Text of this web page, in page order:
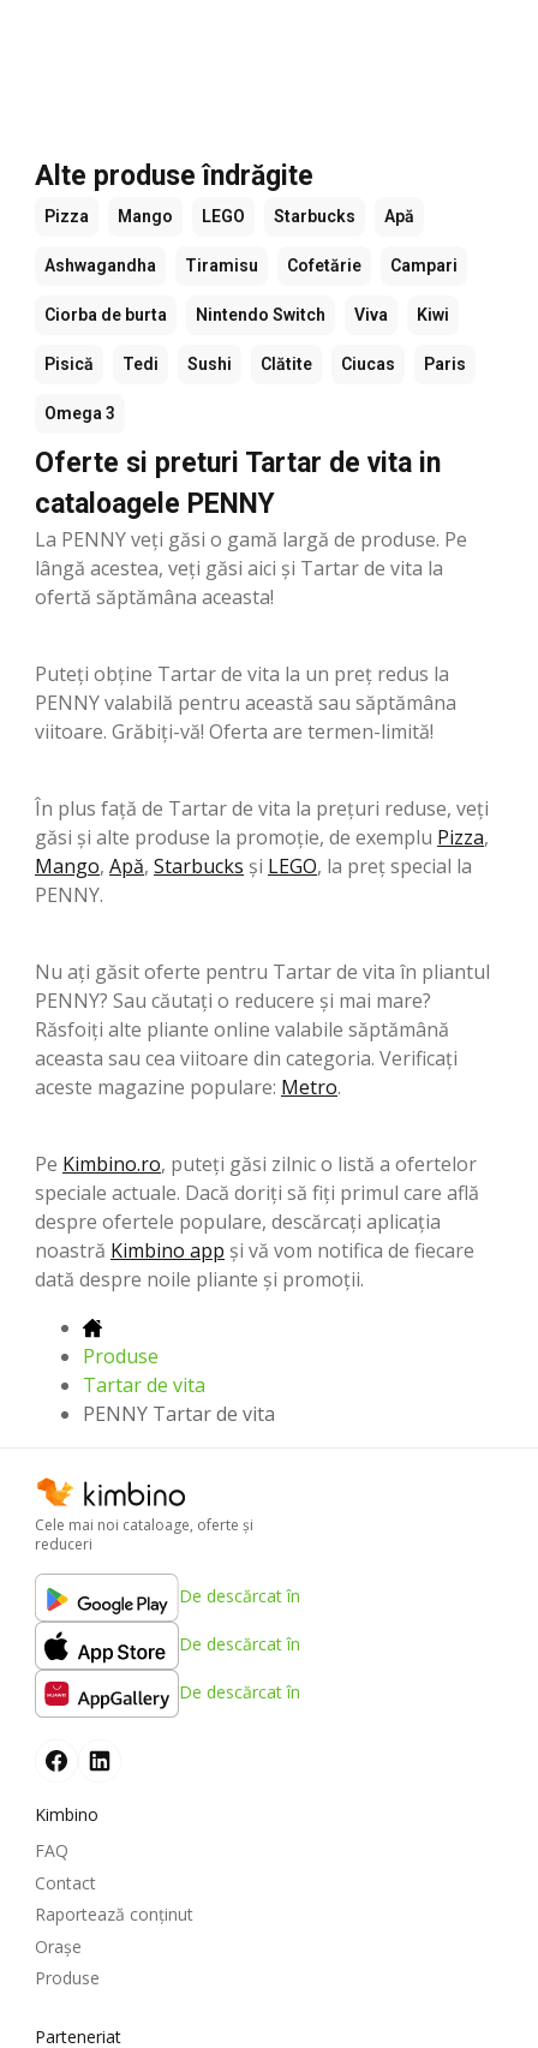
Alte produse îndrăgite
Pizza Mango LEGO Starbucks Apă
Ashwagandha Tiramisu Cofetărie Campari
Ciorba de burta Nintendo Switch Viva Kiwi
Pisică Tedi Sushi Clătite Ciucas Paris
Omega 3
Oferte si preturi Tartar de vita in
cataloagele PENNY
La PENNY veți găsi o gamă largă de produse. Pe
lângă acestea, veți găsi aici și Tartar de vita la
ofertă săptămâna aceasta!
Puteți obține Tartar de vita la un preț redus la
PENNY valabilă pentru această sau săptămâna
viitoare. Grăbiți-vă! Oferta are termen-limită!
În plus față de Tartar de vita la prețuri reduse, veți
găsi și alte produse la promoție, de exemplu Pizza,
Mango, Apă, Starbucks şi LEGO, la preț special la
PENNY.
Nu ați găsit oferte pentru Tartar de vita în pliantul
PENNY? Sau căutați o reducere și mai mare?
Răsfoiți alte pliante online valabile săptămână
aceasta sau cea viitoare din categoria. Verificați
aceste magazine populare: Metro.
Pe Kimbino.ro, puteți găsi zilnic o listă a ofertelor
speciale actuale. Dacă doriți să fiți primul care află
despre ofertele populare, descărcați aplicația
noastră Kimbino app și vă vom notifica de fiecare
dată despre noile pliante și promoții.
Produse
Tartar de vita
PENNY Tartar de vita
Cele mai noi cataloage, oferte şi
reduceri
De descărcat în
De descărcat în
De descărcat în
Kimbino
FAQ
Contact
Raportează conținut
Oraşe
Produse
Parteneriat